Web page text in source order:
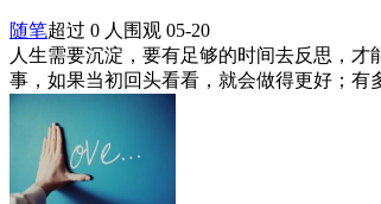
随笔超过 0 人围观 05-20
人生需要沉淀，要有足够的时间去反思，
事，如果当初回头看看，就会做得更好；